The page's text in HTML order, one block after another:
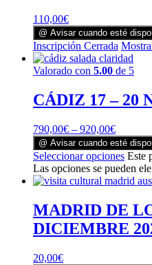
110,00€
@ Avisar cuando esté
Inscripción Cerrada
Valorado con 5.00 de 5
CÁDIZ 17 – 20
790,00€ – 920,00€
@ Avisar cuando esté
Seleccionar opciones Este
Las opciones se pueden
MADRID DE
DICIEMBRE
20,00€